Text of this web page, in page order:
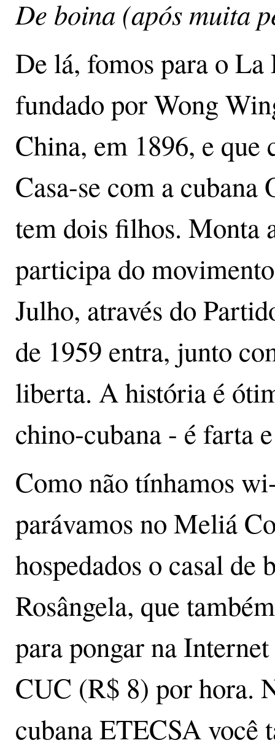
De boina (após muita
De lá, fomos para o
fundado por Wong
China, em 1896, e que
Casa-se com a
tem dois filhos. Monta
participa do
Julho, através do
de 1959 entra, junto
liberta. A história é
chino-cubana - é farta
Como não tínhamos
parávamos no Meliá
hospedados o casal de
Rosângela, que
para pongar na
CUC (R$ 8) por hora.
cubana ETECSA você